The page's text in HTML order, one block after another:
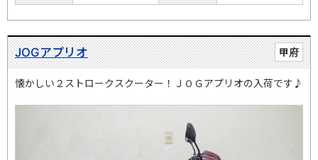
甲府
JOGアプリオ
懐かしい２ストロークスクーター！ＪＯＧアプリオの入荷です♪